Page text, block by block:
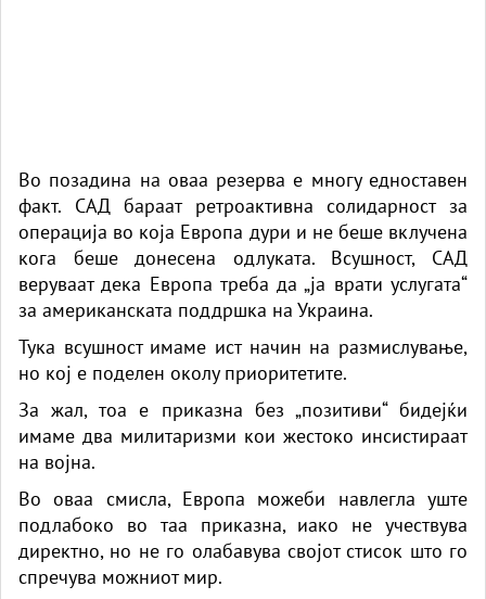
Во позадина на оваа резерва е многу едноставен
факт. САД бараат ретроактивна солидарност за
операција во која Европа дури и не беше вклучена
кога беше донесена одлуката. Всушност, САД
веруваат дека Европа треба да „ја врати услугата“
за американската поддршка на Украина.
Тука всушност имаме ист начин на размислување,
но кој е поделен околу приоритетите.
За жал, тоа е приказна без „позитиви“ бидејќи
имаме два милитаризми кои жестоко инсистираат
на војна.
Во оваа смисла, Европа можеби навлегла уште
подлабоко во таа приказна, иако не учествува
директно, но не го олабавува својот стисок што го
спречува можниот мир.